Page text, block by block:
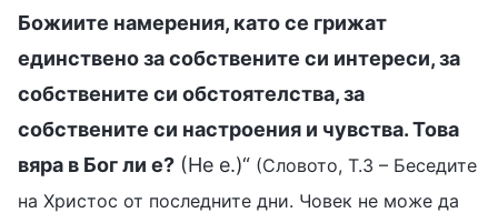
Божиите намерения, като се грижат
единствено за собствените си интереси, за
собствените си обстоятелства, за
собствените си настроения и чувства. Това
вяра в Бог ли е? (Не е.)“ (Словото, Т.3 – Беседите
на Христос от последните дни. Човек не може да